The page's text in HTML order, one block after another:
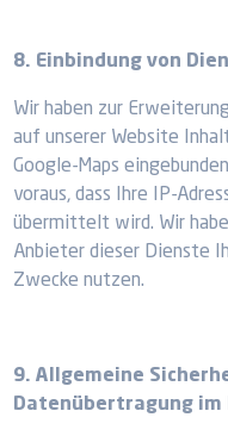
8. Einbindung von
Wir haben zur
auf unserer Website
Google-Maps
voraus, dass Ihre IP-
übermittelt wird. Wir
Anbieter dieser Dienste
Zwecke nutzen.
9. Allgemeine
Datenübertragung